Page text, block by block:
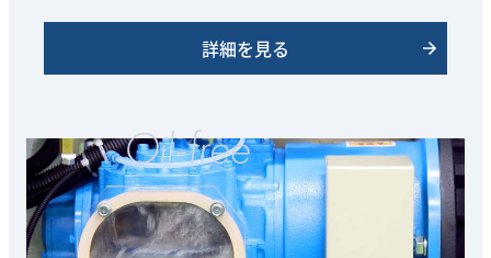
詳細を見る